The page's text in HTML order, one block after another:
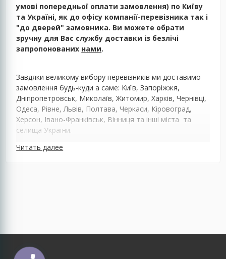
умові попередньої оплати замовлення) по Київу
та Україні, як до офісу компанії-перевізника так і
"до дверей" замовника. Ви можете обрати
зручну для Вас службу доставки із безлічі
запропонованих нами.
Завдяки великому вибору перевізників ми доставимо
замовлення будь-куди а саме: Київ, Запоріжжя,
Дніпропетровськ, Миколаїв, Житомир, Харків, Чернівці,
Одеса, Рівне, Львів, Полтава, Черкаси, Кіровоград,
Херсон, Івано-Франківськ, Вінниця та інші міста та
селища України.
Читать далее